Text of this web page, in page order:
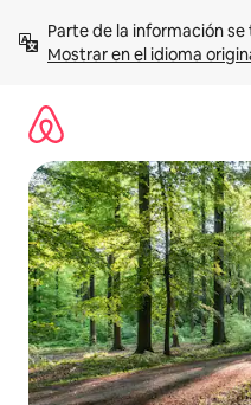
contenidoMostrar en el idioma